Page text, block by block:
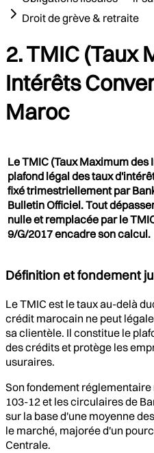
Droit de grève & retraite
2. TMIC (Taux
Intérêts
Maroc
Le TMIC (Taux Maximum
plafond légal des taux
fixé trimestriellement par
Bulletin Officiel. Tout
nulle et remplacée par le
9/G/2017 encadre son calcul.
Définition et fondement
Le TMIC est le taux au-delà
crédit marocain ne peut
sa clientèle. Il constitue le
des crédits et protège les
usuraires.
Son fondement
103-12 et les circulaires de
sur la base d'une moyenne
le marché, majorée d'un
Centrale.